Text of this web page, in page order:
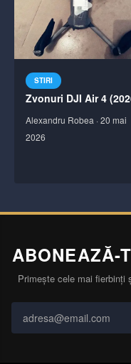
STIRI
Zvonuri DJI Air 4
Alexandru Robea ·20 mai
2026
ABONEAZĂ-
Primește cele mai fierbinți